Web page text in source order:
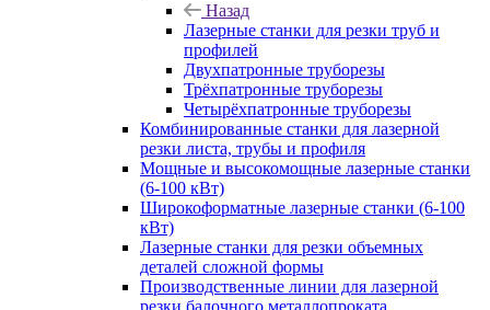
Назад
Лазерные станки для резки труб и
профилей
Двухпатронные труборезы
Трёхпатронные труборезы
Четырёхпатронные труборезы
Комбинированные станки для лазерной
резки листа, трубы и профиля
Мощные и высокомощные лазерные станки
(6-100 кВт)
Широкоформатные лазерные станки (6-100
кВт)
Лазерные станки для резки объемных
деталей сложной формы
Производственные линии для лазерной
резки балочного металлопроката